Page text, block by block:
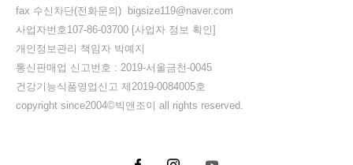
fax 수신차단(전화문의) bigsize119@naver.com
사업자번호107-86-03700 [사업자 정보 확인]
개인정보관리 책임자 박예지
통신판매업 신고번호 : 2019-서울금천-0045
건강기능식품영업신고 제2019-0084005호
copyright since2004©빅앤조이 all rights reserved.